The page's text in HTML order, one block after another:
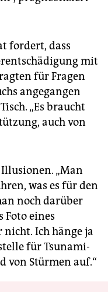
fordert, dass
mit
für Fragen
angegangen
„Es braucht
auch von
„Man
was es für den
noch darüber
Foto eines
nicht. Ich hänge ja
für Tsunami-
von Stürmen auf.“